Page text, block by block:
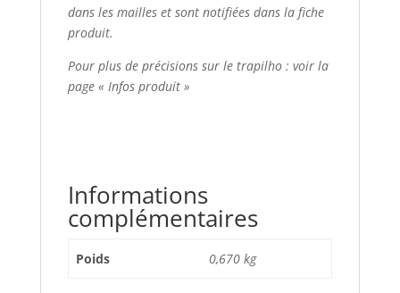
dans les mailles et sont notifiées dans la fiche
produit.
Pour plus de précisions sur le trapilho : voir la
page « Infos produit »
Informations
complémentaires
Poids 0,670 kg